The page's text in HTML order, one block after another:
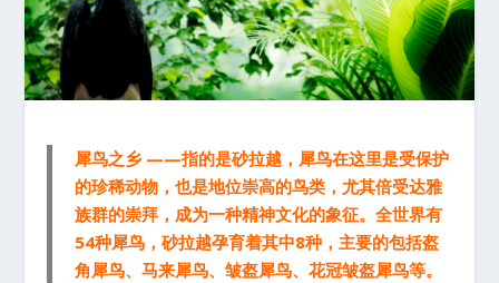
犀鸟之乡 ——指的是砂拉越，犀鸟在这里是受保护
的珍稀动物，也是地位崇高的鸟类，尤其倍受达雅
族群的崇拜，成为一种精神文化的象征。全世界有
54种犀鸟，砂拉越孕育着其中8种，主要的包括盔
角犀鸟、马来犀鸟、皱盔犀鸟、花冠皱盔犀鸟等。